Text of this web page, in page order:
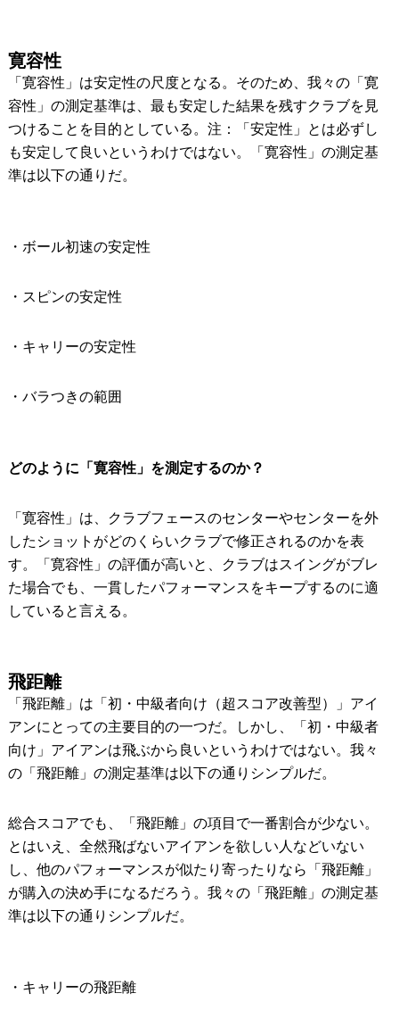
寛容性
「寛容性」は安定性の尺度となる。そのため、我々の「寛
容性」の測定基準は、最も安定した結果を残すクラブを見
つけることを目的としている。注：「安定性」とは必ずし
も安定して良いというわけではない。「寛容性」の測定基
準は以下の通りだ。
・ボール初速の安定性
・スピンの安定性
・キャリーの安定性
・バラつきの範囲
どのように「寛容性」を測定するのか？
「寛容性」は、クラブフェースのセンターやセンターを外
したショットがどのくらいクラブで修正されるのかを表
す。「寛容性」の評価が高いと、クラブはスイングがブレ
た場合でも、一貫したパフォーマンスをキープするのに適
していると言える。
飛距離
「飛距離」は「初・中級者向け（超スコア改善型）」アイ
アンにとっての主要目的の一つだ。しかし、「初・中級者
向け」アイアンは飛ぶから良いというわけではない。我々
の「飛距離」の測定基準は以下の通りシンプルだ。
総合スコアでも、「飛距離」の項目で一番割合が少ない。
とはいえ、全然飛ばないアイアンを欲しい人などいない
し、他のパフォーマンスが似たり寄ったりなら「飛距離」
が購入の決め手になるだろう。我々の「飛距離」の測定基
準は以下の通りシンプルだ。
・キャリーの飛距離